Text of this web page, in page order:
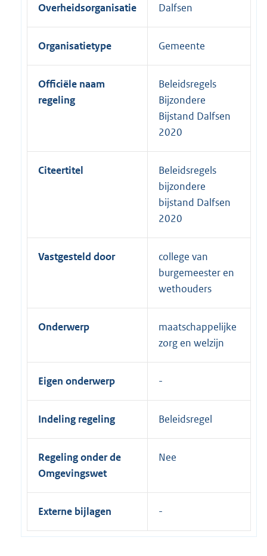
Overheidsorganisatie Dalfsen
Organisatietype Gemeente
Officiële naam
regeling
Beleidsregels
Bijzondere
Bijstand Dalfsen
2020
Citeertitel
Beleidsregels
bijzondere
bijstand Dalfsen
2020
Vastgesteld door
college van
burgemeester en
wethouders
Onderwerp
maatschappelijke
zorg en welzijn
Eigen onderwerp
Indeling regeling Beleidsregel
Regeling onder de
Omgevingswet
Nee
Externe bijlagen